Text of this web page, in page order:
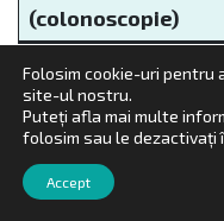
(colonoscopie)
Octavian Barbu–
Punctie-biopsie
Dr. Alin Radu
Folosim cookie-uri pentru
site-ul nostru.
Puteți afla mai multe
folosim sau le dezactivați
Accept